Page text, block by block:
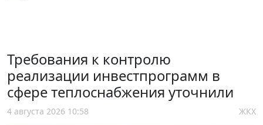
Требования к контролю
реализации инвестпрограмм в
сфере теплоснабжения уточнили
4 августа 2026 10:58 ЖКХ